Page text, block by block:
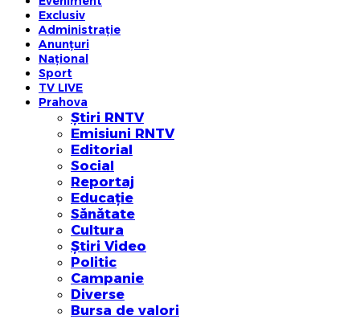
Exclusiv
Administrație
Anunțuri
Național
Sport
TV LIVE
Prahova
Știri RNTV
Emisiuni RNTV
Editorial
Social
Reportaj
Educație
Sănătate
Cultura
Știri Video
Politic
Campanie
Diverse
Bursa de valori